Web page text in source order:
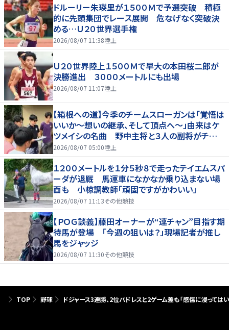
ドルーリー朱瑛里が１５００Ｍで予選突破 積極
的に先頭集団でレース展開 危なげなく突破決
める…Ｕ２０世界選手権
2026/08/07 11:38陸上
Ｕ２０世界陸上１５００Ｍで早大の本田桜二郎が
決勝進出 ３０００メートルにも出場
2026/08/07 11:07陸上
【箱根への道】今季のチームスローガンは「覚悟は
いいか～想いの継承、そして頂点へ～」由来はケ
ツメイシの名曲 野中主将と３人の副将がチーム
を引っ張る…夏合宿特集第１弾、国学院大
2026/08/07 05:00陸上
１２００メートルを１分５秒８で走ったテイエムスパ
ーダが退厩 馬運車になかなか乗り込まない場
面も 小椋調教師「頑固ですがかわいい」
2026/08/07 11:13その他競技
【ＰＯＧ談義】藤田オーナーが“連チャン”目指す期
待馬が登場 「今週の狙いは？」現場記者が推し
馬をジャッジ
2026/08/07 11:30その他競技
TOP 野球 ドジャース3連勝、2位パドレスと2ゲーム差も「感傷に浸って